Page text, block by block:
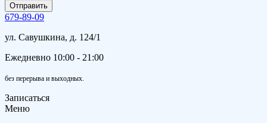
679-89-09
ул. Савушкина, д. 124/1
Ежедневно 10:00 - 21:00
без перерыва и выходных.
Записаться
Меню